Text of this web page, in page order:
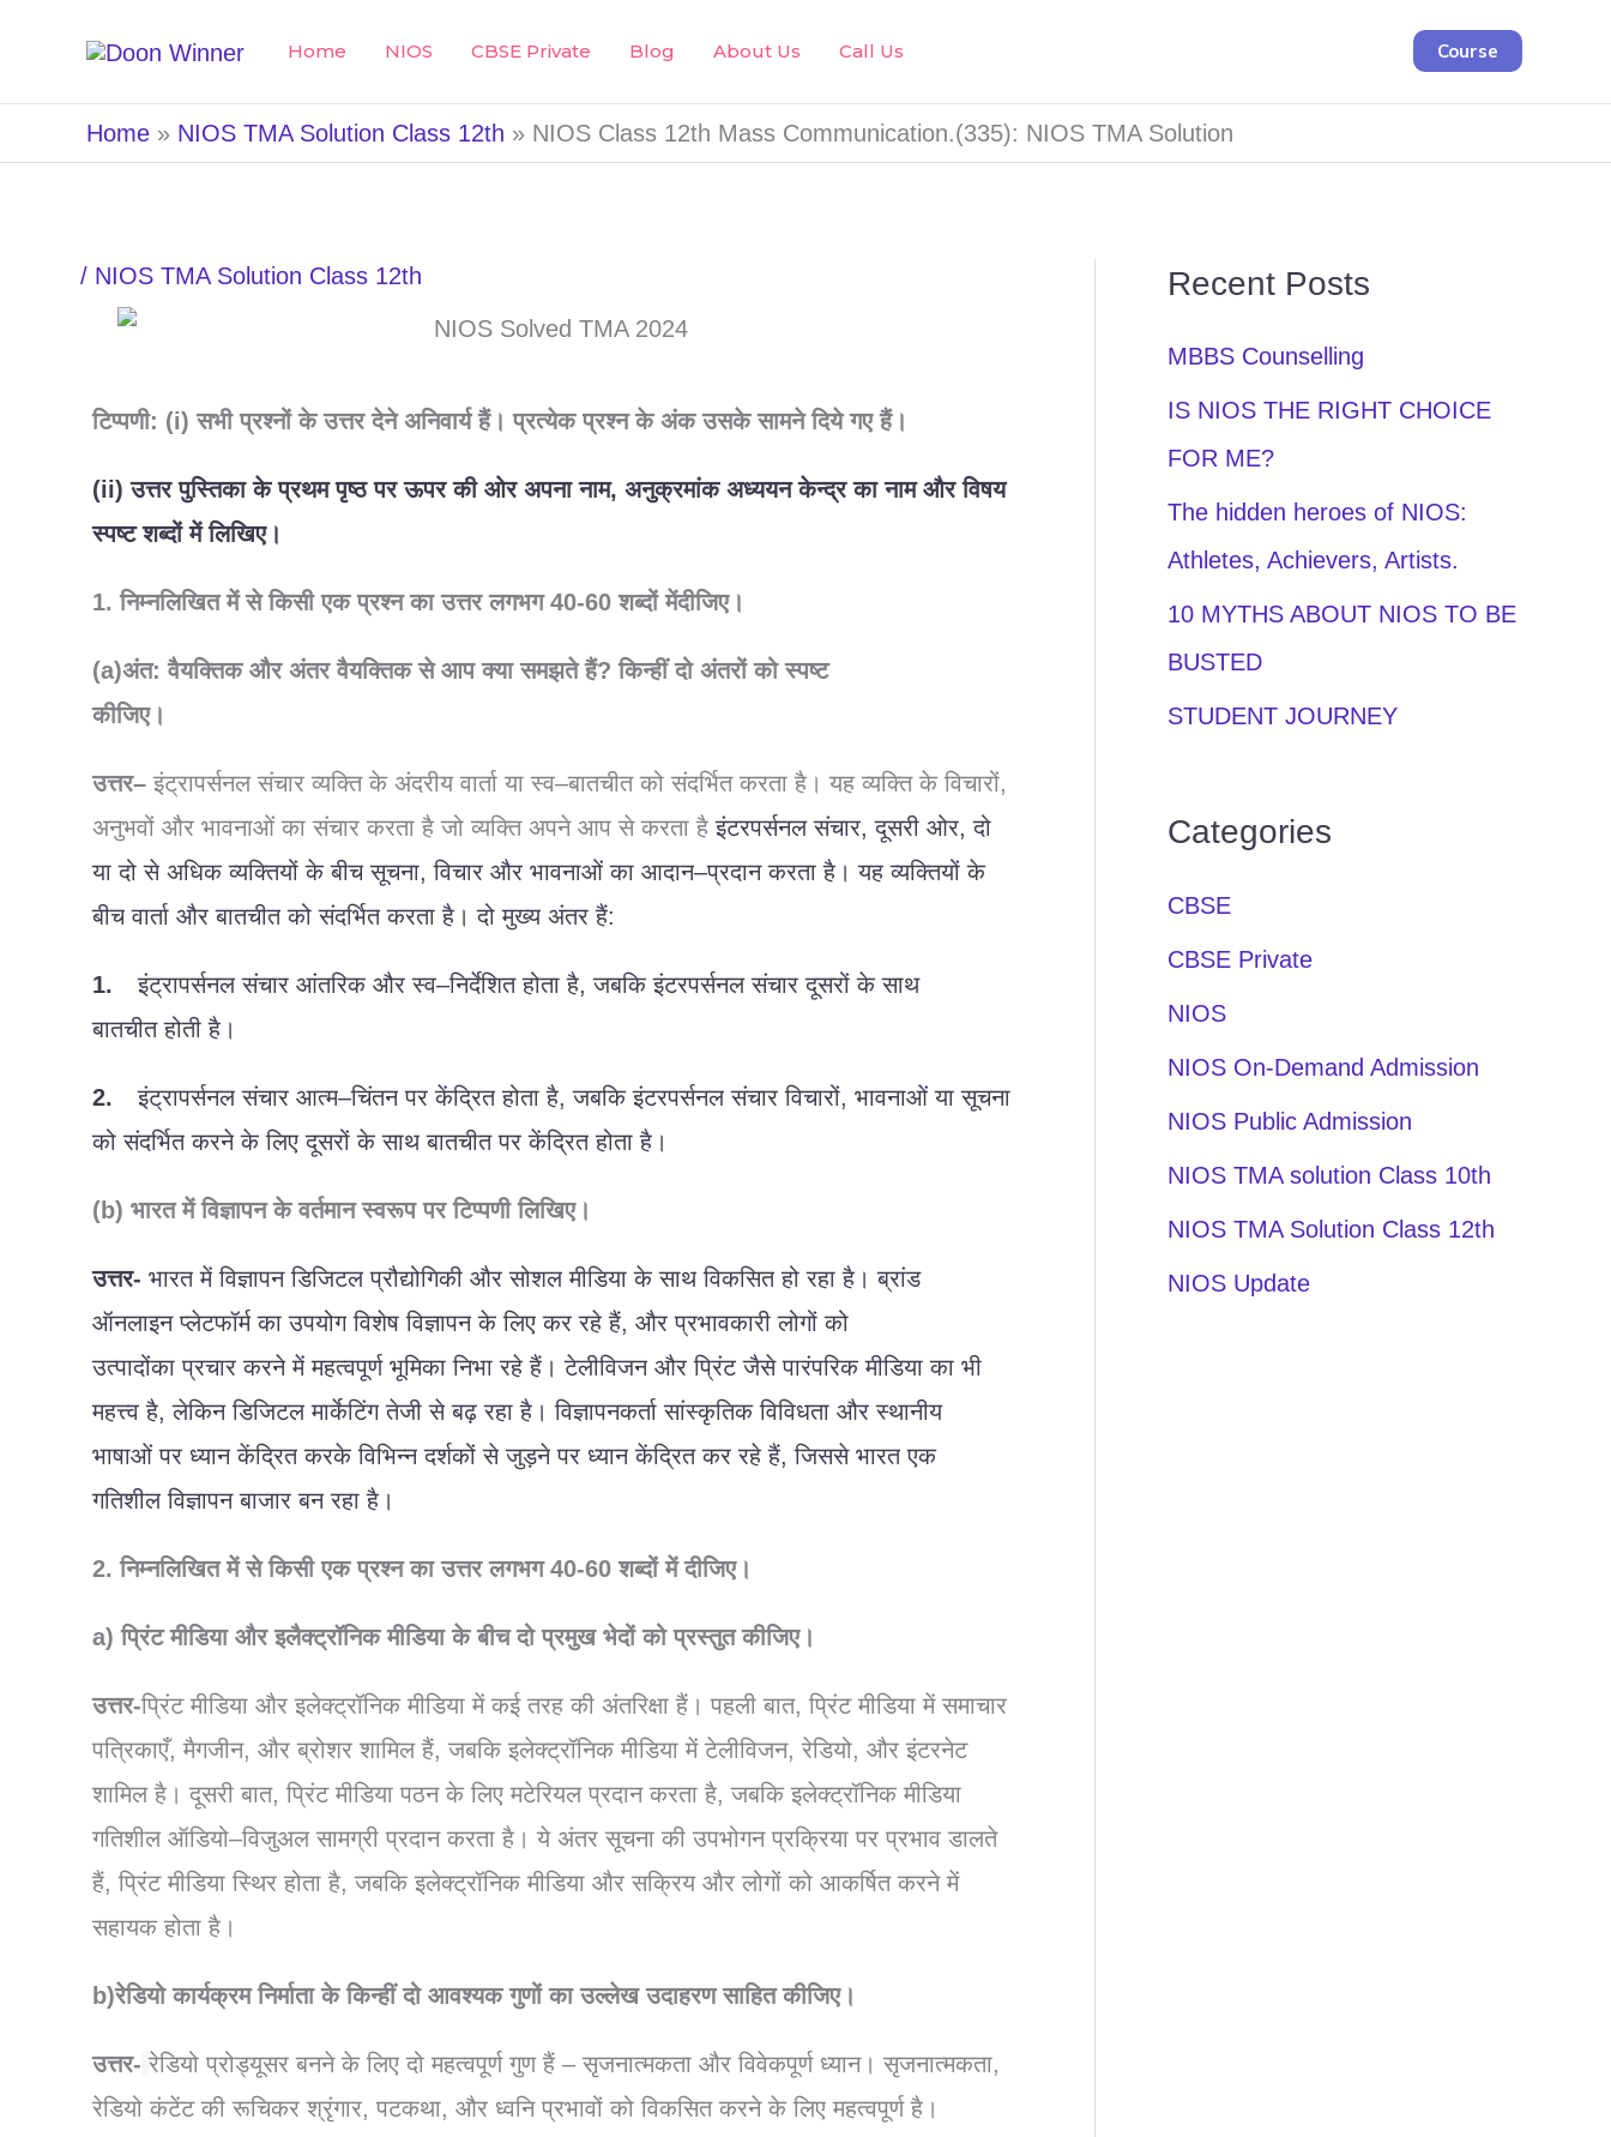
Home NIOS CBSE Private Blog About Us Call Us Course
Home NIOS TMA Solution Class 12th NIOS Class 12th Mass Communication.(335): NIOS TMA Solution
/ NIOS TMA Solution Class 12th
टिप्पणी: (i)सभीप्रश्नोंकेउत्तरदेनेअनिवार्यहैं।प्रत्येकप्रश्नके अंकउसकेसामनेदियेगएहैं।
(ii)उत्तरपुस्तिकाकेप्रथमपृष्ठपरऊपरकी ओर अपनानाम, अनुक्रमांक अध्ययनकेन्द्रकानामऔरविषय
स्पष्टशब्दोंमेंलिखिए।
1.निम्नलिखितमेंसेकिसीएकप्रश्नकाउत्तरलगभग40-60शब्दोंमेंदीजिए।
(a)अंत:वैयक्तिक और अंतरवैयक्तिकसेआपक्यासमझतेहैं?किन्हींदो अंतरोंकोस्पष्ट
कीजिए।
उत्तर– इंट्रापर्सनल संचार व्यक्ति के अंदरीय वार्ताया स्व–बातचीत कोसंदर्भित करता है। यहव्यक्ति के विचारों,
अनुभवों और भावनाओं का संचार करताहै जो व्यक्ति अपने आप से करता हैइंटरपर्सनलसंचार,दूसरी ओर,दो
यादो से अधिक व्यक्तियोंके बीच सूचना,विचार और भावनाओं का आदान–प्रदानकरता है। यह व्यक्तियोंके
बीच वार्ता औरबातचीत को संदर्भित करताहै।दो मुख्य अंतर हैं:
1. इंट्रापर्सनल संचार आंतरिक और स्व–निर्देशितहोता है,जबकि इंटरपर्सनलसंचार दूसरों के साथ
बातचीतहोती है।
2. इंट्रापर्सनल संचार आत्म–चिंतन परकेंद्रित होता है,जबकिइंटरपर्सनल संचार विचारों, भावनाओं या सूचना
कोसंदर्भित करने के लिएदूसरों के साथ बातचीतपर केंद्रित होता है।
(b) भारतमेंविज्ञापनकेवर्तमानस्वरूपपरटिप्पणीलिखिए।
उत्तर- भारत में विज्ञापनडिजिटल प्रौद्योगिकी और सोशल मीडियाके साथ विकसित होरहा है। ब्रांड
ऑनलाइनप्लेटफॉर्म का उपयोग विशेषविज्ञापन के लिए कररहे हैं, और प्रभावकारीलोगों को
उत्पादोंकाप्रचार करने में महत्वपूर्ण भूमिका निभा रहे हैं।टेलीविजन और प्रिंट जैसेपारंपरिक मीडिया का भी
महत्त्वहै,लेकिन डिजिटल मार्केटिंग तेजी से बढ़रहा है। विज्ञापनकर्ता सांस्कृतिकविविधता और स्थानीय
भाषाओंपर ध्यान केंद्रित करके विभिन्न दर्शकोंसे जुड़ने पर ध्यान केंद्रितकर रहे हैं,जिससे भारत एक
गतिशील विज्ञापनबाजार बन रहा है।
2.निम्नलिखितमेंसेकिसीएकप्रश्नकाउत्तरलगभग40-60शब्दोंमेंदीजिए।
a)प्रिंटमीडिया औरइलैक्ट्रॉनिकमीडियाकेबीचदोप्रमुख भेदोंकोप्रस्तुतकीजिए।
उत्तर-प्रिंट मीडिया और इलेक्ट्रॉनिक मीडियामें कई तरह की अंतरिक्षा हैं। पहली बात,प्रिंट मीडिया में समाचार
पत्रिकाएँ,मैगजीन, और ब्रोशर शामिलहैं,जबकि इलेक्ट्रॉनिक मीडियामें टेलीविजन,रेडियो, और इंटरनेट
शामिलहै। दूसरी बात,प्रिंट मीडियापठन के लिए मटेरियलप्रदान करता है,जबकिइलेक्ट्रॉनिक मीडिया
गतिशील ऑडियो–विजुअल सामग्री प्रदान करता है। ये अंतर सूचना की उपभोगन प्रक्रियापर प्रभाव डालते
हैं,प्रिंट मीडियास्थिर होता है,जबकिइलेक्ट्रॉनिक मीडिया और सक्रिय औरलोगों को आकर्षित करनेमें
सहायक होता है।
b)रेडियोकार्यक्रमनिर्माताकेकिन्हींदो आवश्यकगुणोंकाउल्लेखउदाहरणसाहितकीजिए।
उत्तर- रेडियो प्रोड्यूसर बनने के लिएदो महत्वपूर्ण गुण हैं –सृजनात्मकता और विवेकपूर्ण ध्यान। सृजनात्मकता,
रेडियो कंटेंट की रूचिकर श्रृंगार,पटकथा, और ध्वनि प्रभावोंको विकसित करने के लिएमहत्वपूर्ण है।
Recent Posts
MBBS Counselling
IS NIOS THE RIGHT CHOICE
FOR ME?
The hidden heroes of NIOS:
Athletes, Achievers, Artists.
10 MYTHS ABOUT NIOS TO BE
BUSTED
STUDENT JOURNEY
Categories
CBSE
CBSE Private
NIOS
NIOS On-Demand Admission
NIOS Public Admission
NIOS TMA solution Class 10th
NIOS TMA Solution Class 12th
NIOS Update